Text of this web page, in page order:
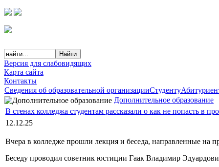
Версия для слабовидящих
Карта сайта
Контакты
Сведения об образовательной организацииСтуденту
Дополнительное образование
В стенах колледжа студентам рассказали о как не попасть в
12.12.25
Вчера в колледже прошли лекция и беседа, направленные на
Беседу проводил советник юстиции Гаак Владимир